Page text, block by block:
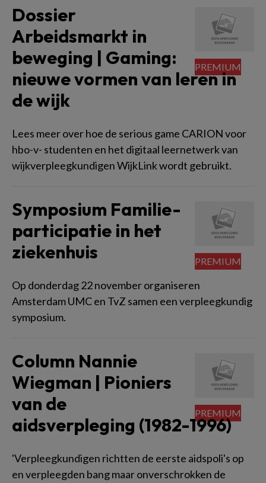
Dossier
Arbeidsmarkt in
beweging | Gaming:
nieuwe vormen van leren in
de wijk
Lees meer over hoe de serious game CARION voor
hbo-v- studenten en het digitaal leernetwerk van
wijkverpleegkundigen WijkLink wordt gebruikt.
Symposium Familie-
participatie in het
ziekenhuis
Op donderdag 22 november organiseren
Amsterdam UMC en TvZ samen een verpleegkundig
symposium.
Column Nannie
Wiegman | Pioniers
van de
aidsverpleging (1982-1996)
'Verpleegkundigen richtten de eerste aidspoli's op
en verpleegden bang maar onverschrokken de